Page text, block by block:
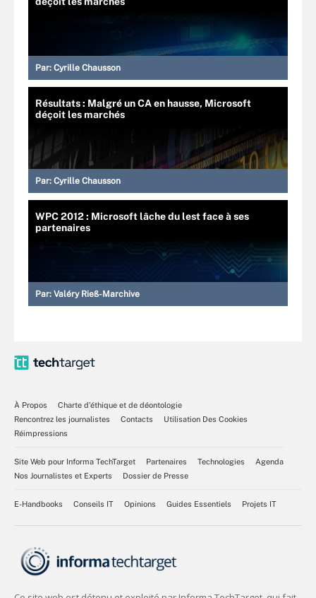
Par: Cyrille Chausson
Résultats : Malgré un CA en hausse, Microsoft
déçoit les marchés
Par: Cyrille Chausson
WPC 2012 : Microsoft lâche du lest face à ses
partenaires
Par: Valéry Rieß-Marchive
À Propos
Charte d’éthique et de déontologie
Rencontrez les journalistes
Contacts
Utilisation Des Cookies
Réimpressions
Site Web pour Informa TechTarget Partenaires Technologies
Agenda
Nos Journalistes et Experts
Dossier de Presse
E-Handbooks Conseils IT Opinions Guides Essentiels Projets IT